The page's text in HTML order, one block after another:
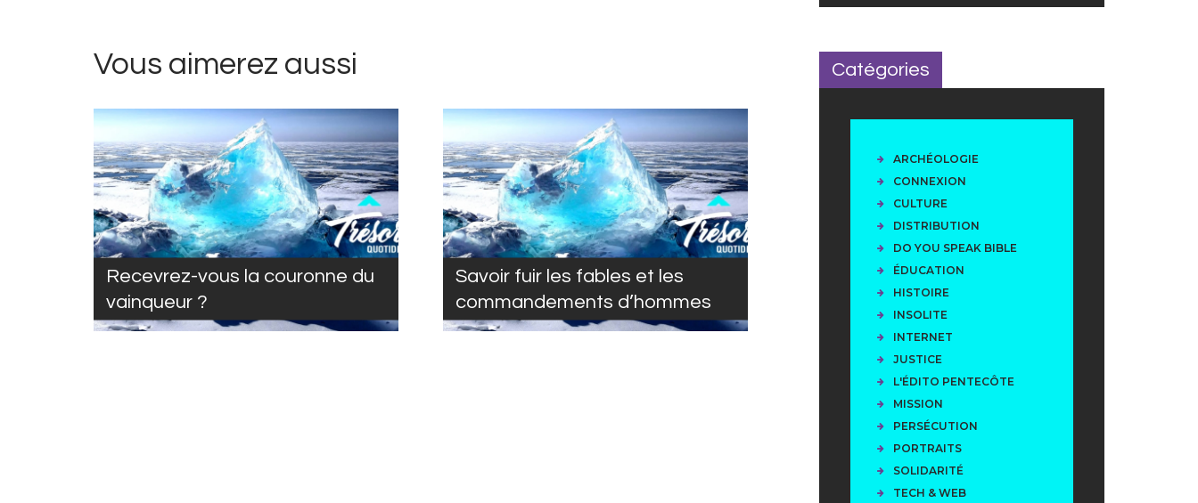
trésors
quotidiens
Vous aimerez aussi
Recevrez-vous la couronne du
vainqueur ?
Savoir fuir les fables et les
commandements d’hommes
Catégories
ARCHÉOLOGIE
CONNEXION
CULTURE
DISTRIBUTION
DO YOU SPEAK BIBLE
ÉDUCATION
HISTOIRE
INSOLITE
INTERNET
JUSTICE
L'ÉDITO PENTECÔTE
MISSION
PERSÉCUTION
PORTRAITS
SOLIDARITÉ
TECH & WEB